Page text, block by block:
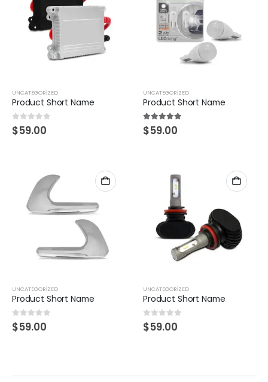
UNCATEGORIZED
Product Short Name
0 5 üzerinden
$59.00
UNCATEGORIZED
Product Short Name
5.00 5 üzerinden
$59.00
UNCATEGORIZED
Product Short Name
0 5 üzerinden
$59.00
UNCATEGORIZED
Product Short Name
0 5 üzerinden
$59.00